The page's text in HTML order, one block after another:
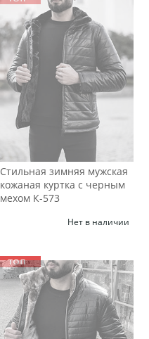
Стильная зимняя мужская
кожаная куртка с черным
мехом К-573
Нет в наличии